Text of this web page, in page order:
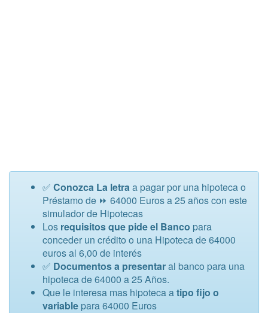
✅ Conozca La letraa pagar por una hipoteca o
Préstamo de ⏩ 64000 Euros a 25 años con este
simulador de Hipotecas
Los requisitos que pide el Banco para
conceder un crédito o una Hipoteca de 64000
euros al 6,00 de interés
✅ Documentos a presentaral banco para una
hipoteca de 64000 a 25 Años.
Que le interesa mas hipoteca atipo fijo o
variable para 64000 Euros